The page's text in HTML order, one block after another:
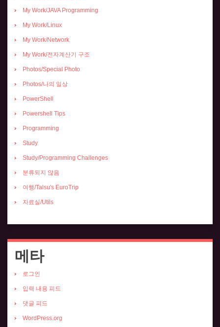
My Work/JAVA Programming
My Work/Linux
My Work/Network
My Work/전자계산기 구조
Photos/Special Photo
Photos/나의 일상
PowerShell
Powershell Tips
Programming
Study
Study/Programming Challenges
분류되지 않음
여행/Talsu's EuroTrip
자료실/Utils
메타
로그인
입력 내용 피드
댓글 피드
WordPress.org